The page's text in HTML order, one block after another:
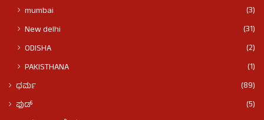
mumbai
(3)
New delhi
(31)
ODISHA
(2)
PAKISTHANA
(1)
ಧರ್ಮ
(89)
ಫುಡ್​​
(5)